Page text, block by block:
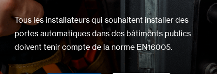
Tous les installateurs qui souhaitent installer des
portes automatiques dans des bâtiments publics
doivent tenir compte de la norme EN16005.